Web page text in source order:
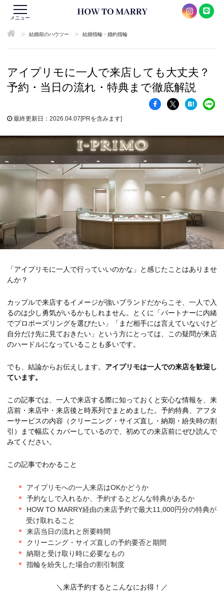
メニュー
> 結婚前のハウツー > 結婚指輪・婚約指輪
アイプリモに一人で来店しても大丈夫？
予約・当日の流れ・特典まで徹底解説
最終更新日：2026.04.07[PRを含みます]
「アイプリモに一人で行っていいのかな」と感じたことはありませ
んか？
カップルで来店するイメージが強いブランドだからこそ、一人で入
るのは少し勇気がいるかもしれません。とくに「パートナーに内緒
でプロポーズリングを選びたい」「まだ相手には言えていないけど
自分だけ先に見ておきたい」という方にとっては、この疑問が来店
のハードルになっていることも多いです。
でも、結論からお伝えします。 アイプリモは一人での来店を歓迎し
ています。
この記事では、一人で来店する際に知っておくと安心な情報を、来
店前・来店中・来店後と時系列でまとめました。予約特典、アフタ
ーサービスの内容（クリーニング・サイズ直し・納期・紛失時の割
引）まで幅広くカバーしているので、初めての来店前にぜひ読んで
みてください。
この記事でわかること
アイプリモへの一人来店はOKかどうか
予約なしで入れるか、予約するとどんな特典があるか
HOW TO MARRY経由の来店予約で最大11,000円分の特典が
受け取れること
来店当日の流れと所要時間
クリーニング・サイズ直しの予約要否と期間
納期と受け取り時に必要なもの
指輪を紛失した場合の割引制度
＼来店予約するとこんなにお得！／